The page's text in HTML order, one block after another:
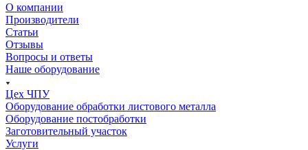
О компании
Производители
Статьи
Отзывы
Вопросы и ответы
Наше оборудование
Цех ЧПУ
Оборудование обработки листового металла
Оборудование постобработки
Заготовительный участок
Услуги